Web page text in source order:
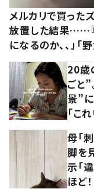
メルカリで買った
放置した結果……『
になるのか、、」「
20歳
ごと
景”
「こ
母「
脚を
示「
ほど！